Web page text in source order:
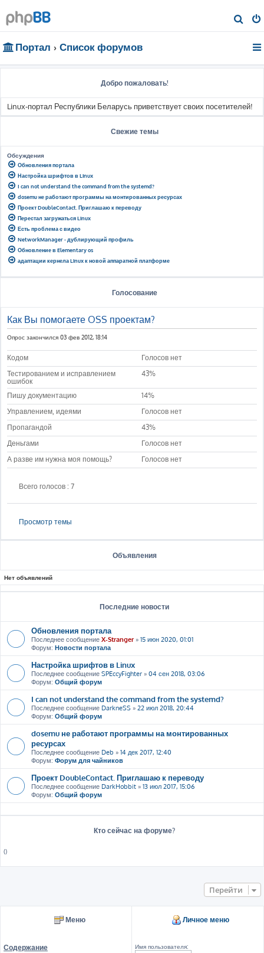
о
Портал Список форумов
Добро пожаловать!
Linux-портал Республики Беларусь приветствует своих посетителей!
Свежие темы
Обсуждения
Обновления портала
Настройка шрифтов в Linux
I can not understand the command from the systemd?
dosemu не работают программы на монтированных ресурсах
Проект DoubleContact. Приглашаю к переводу
Перестал загружаться Linux
Есть проблема с видео
NetworkManager - дублирующий профиль
Обновление в Elementary os
адаптации кернела Linux к новой аппаратной платформе
Голосование
Как Вы помогаете OSS проектам?
Опрос закончился 03 фев 2012, 18:14
Кодом
Голосов нет
Тестированием и исправлением
ошибок
43%
Пишу документацию
14%
Управлением, идеями
Голосов нет
Пропагандой
43%
Деньгами
Голосов нет
А разве им нужна моя помощь?
Голосов нет
Всего голосов : 7
Просмотр темы
Объявления
Нет объявлений
Последние новости
Обновления портала
Последнее сообщение X-Stranger» 15 июн 2020, 01:01
Форум: Новости портала
Настройка шрифтов в Linux
Последнее сообщение SPEccyFighter » 04 сен 2018, 03:06
Форум: Общий форум
I can not understand the command from the systemd?
Последнее сообщение DarkneSS » 22 июл 2018, 20:44
Форум: Общий форум
dosemu не работают программы на монтированных
ресурсах
Последнее сообщение Deb » 14 дек 2017, 12:40
Форум: Форум для чайников
Проект DoubleContact. Приглашаю к переводу
Последнее сообщение DarkHobbit » 13 июл 2017, 15:06
Форум: Общий форум
Кто сейчас на форуме?
()
Перейти
Меню
Содержание
Личное меню
Имя пользователя: